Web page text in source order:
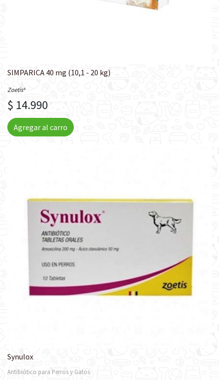
SIMPARICA 40 mg (10,1 - 20 kg)
Zoetis®
$ 14.990
Agregar al carro
Synulox
Antibiótico para Perros y Gatos